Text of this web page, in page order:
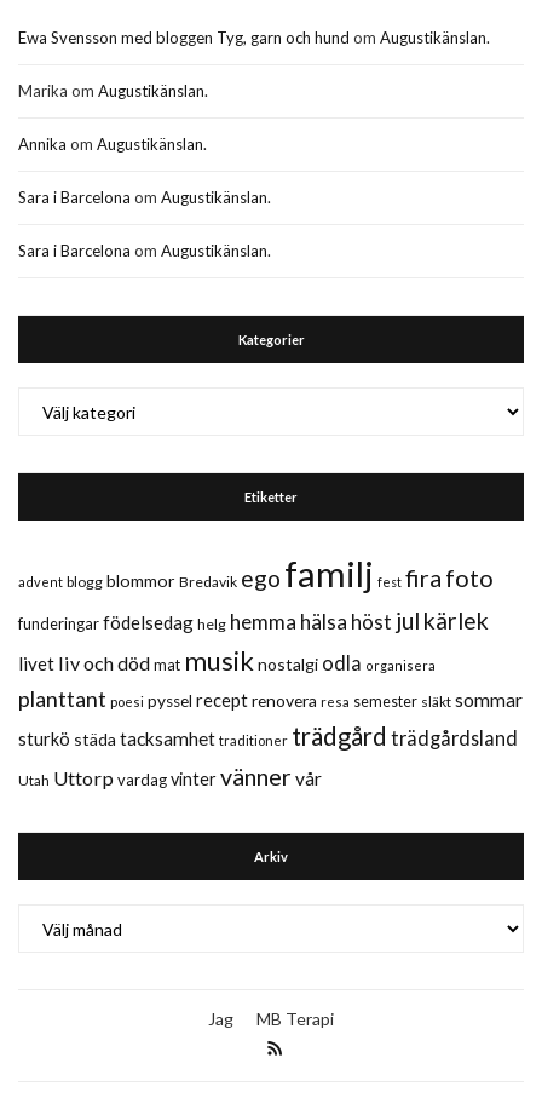
Ewa Svensson med bloggen Tyg, garn och hund om Augustikänslan.
Marika om Augustikänslan.
Annika om Augustikänslan.
Sara i Barcelona om Augustikänslan.
Sara i Barcelona om Augustikänslan.
Kategorier
Etiketter
advent blogg blommor Bredavik ego familj fest fira foto
funderingarfödelsedag helg hemma hälsa höst jul kärlek
livet liv och dödmat musik nostalgi odla organisera
planttant poesi pyssel receptrenovera resa semester släkt sommar
sturkö städa tacksamhet traditioner trädgård trädgårdsland
Utah Uttorp vardagvintervänner vår
Arkiv
Jag MB Terapi